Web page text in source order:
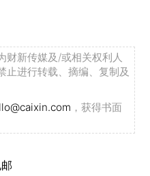
财新传媒及/或相关权利人
止进行转载、摘编、复制及
，获得书面